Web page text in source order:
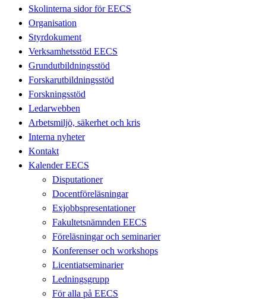
Skolinterna sidor för EECS
Organisation
Styrdokument
Verksamhetsstöd EECS
Grundutbildningsstöd
Forskarutbildningsstöd
Forskningsstöd
Ledarwebben
Arbetsmiljö, säkerhet och kris
Interna nyheter
Kontakt
Kalender EECS
Disputationer
Docentföreläsningar
Exjobbspresentationer
Fakultetsnämnden EECS
Föreläsningar och seminarier
Konferenser och workshops
Licentiatseminarier
Ledningsgrupp
För alla på EECS